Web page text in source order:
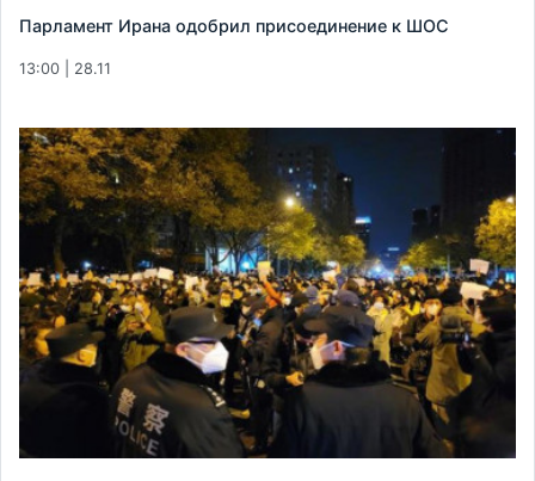
Парламент Ирана одобрил присоединение к ШОС
13:00 | 28.11